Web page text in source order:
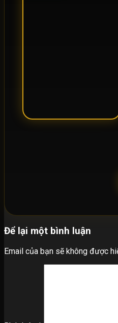
Để lại một bình luận
Email của bạn sẽ không được